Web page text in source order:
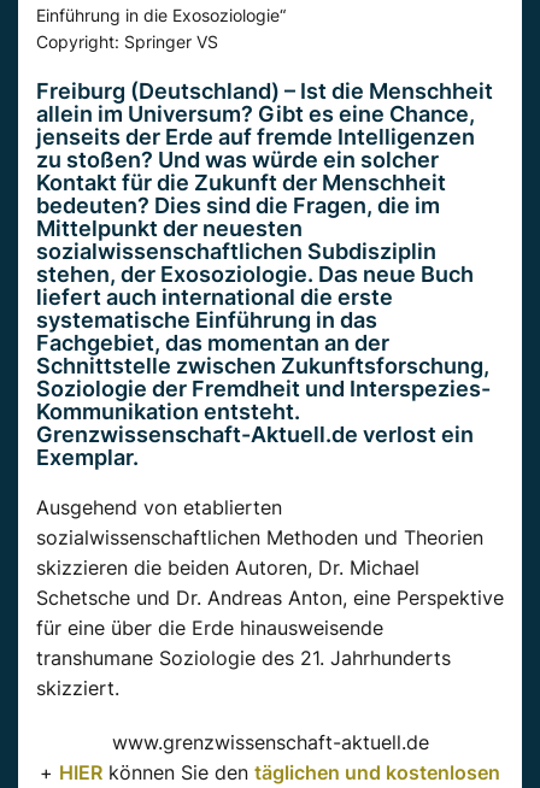
Einführung in die Exosoziologie“
Copyright: Springer VS
Freiburg (Deutschland) – Ist die Menschheit
allein im Universum? Gibt es eine Chance,
jenseits der Erde auf fremde Intelligenzen
zu stoßen? Und was würde ein solcher
Kontakt für die Zukunft der Menschheit
bedeuten? Dies sind die Fragen, die im
Mittelpunkt der neuesten
sozialwissenschaftlichen Subdisziplin
stehen, der Exosoziologie. Das neue Buch
liefert auch international die erste
systematische Einführung in das
Fachgebiet, das momentan an der
Schnittstelle zwischen Zukunftsforschung,
Soziologie der Fremdheit und Interspezies-
Kommunikation entsteht.
Grenzwissenschaft-Aktuell.de verlost ein
Exemplar.
Ausgehend von etablierten
sozialwissenschaftlichen Methoden und Theorien
skizzieren die beiden Autoren, Dr. Michael
Schetsche und Dr. Andreas Anton, eine Perspektive
für eine über die Erde hinausweisende
transhumane Soziologie des 21. Jahrhunderts
skizziert.
www.grenzwissenschaft-aktuell.de
+ HIER können Sie den täglichen und kostenlosen